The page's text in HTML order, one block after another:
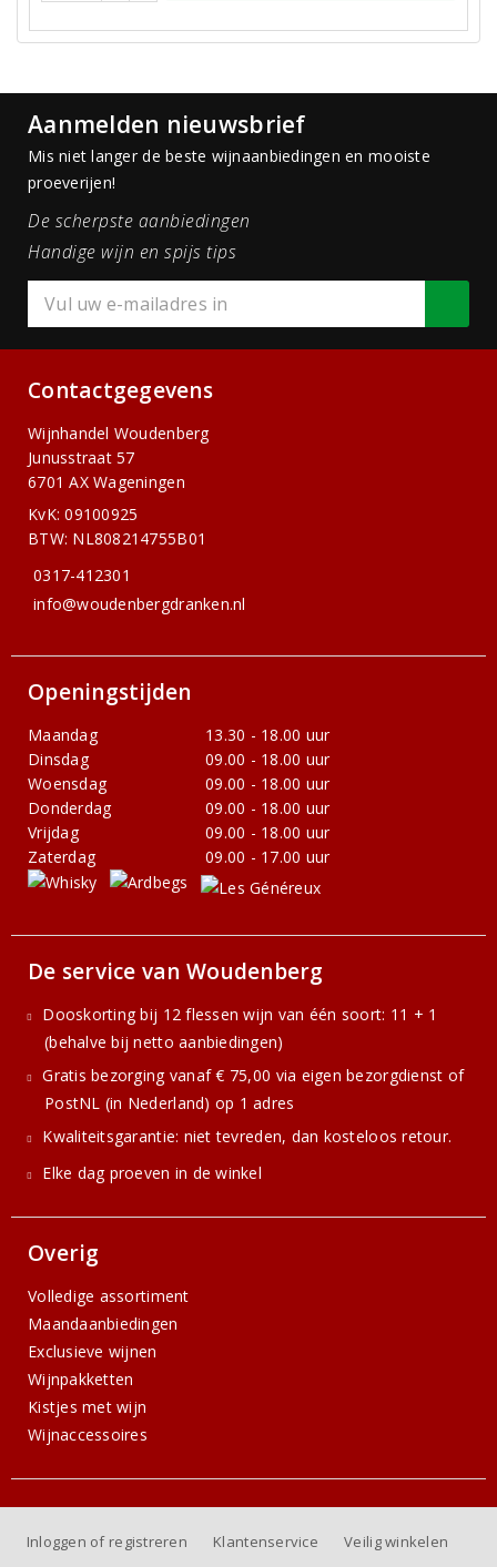
Aanmelden nieuwsbrief
Mis niet langer de beste wijnaanbiedingen en mooiste
proeverijen!
De scherpste aanbiedingen
Handige wijn en spijs tips
Contactgegevens
Wijnhandel Woudenberg
Junusstraat 57
6701 AX Wageningen
KvK: 09100925
BTW: NL808214755B01
0317-412301
info@woudenbergdranken.nl
Openingstijden
Maandag
13.30 - 18.00 uur
Dinsdag
09.00 - 18.00 uur
Woensdag
09.00 - 18.00 uur
Donderdag
09.00 - 18.00 uur
Vrijdag
09.00 - 18.00 uur
Zaterdag
09.00 - 17.00 uur
De service van Woudenberg
Dooskorting bij 12 flessen wijn van één soort: 11 + 1
(behalve bij netto aanbiedingen)
Gratis bezorging vanaf € 75,00 via eigen bezorgdienst of
PostNL (in Nederland) op 1 adres
Kwaliteitsgarantie: niet tevreden, dan kosteloos retour.
Elke dag proeven in de winkel
Overig
Volledige assortiment
Maandaanbiedingen
Exclusieve wijnen
Wijnpakketten
Kistjes met wijn
Wijnaccessoires
Inloggen of registreren Klantenservice Veilig winkelen